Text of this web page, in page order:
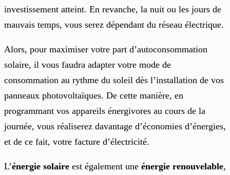
investissement atteint. En revanche, la nuit ou les jours de
mauvais temps, vous serez dépendant du réseau électrique.
Alors, pour maximiser votre part d’autoconsommation
solaire, il vous faudra adapter votre mode de
consommation au rythme du soleil dès l’installation de vos
panneaux photovoltaïques. De cette manière, en
programmant vos appareils énergivores au cours de la
journée, vous réaliserez davantage d’économies d’énergies,
et de ce fait, votre facture d’électricité.
L’énergie solaire est également une énergie renouvelable,